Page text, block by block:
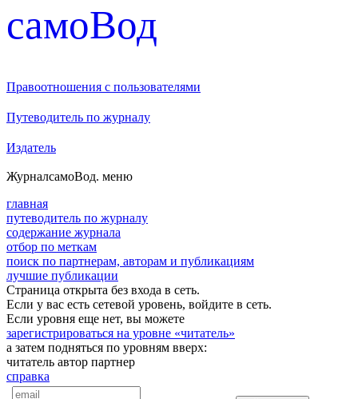
cамоВод
Правоотношения с пользователями
Путеводитель по журналу
Издатель
ЖурналсамоВод. меню
главная
путеводитель по журналу
содержание журнала
отбор по меткам
поиск по партнерам, авторам и публикациям
лучшие публикации
Страница открыта без входа в сеть.
Если у вас есть сетевой уровень, войдите в сеть.
Если уровня еще нет, вы можете
зарегистрироваться на уровне «читатель»
а затем подняться по уровням вверх:
читатель автор партнер
справка